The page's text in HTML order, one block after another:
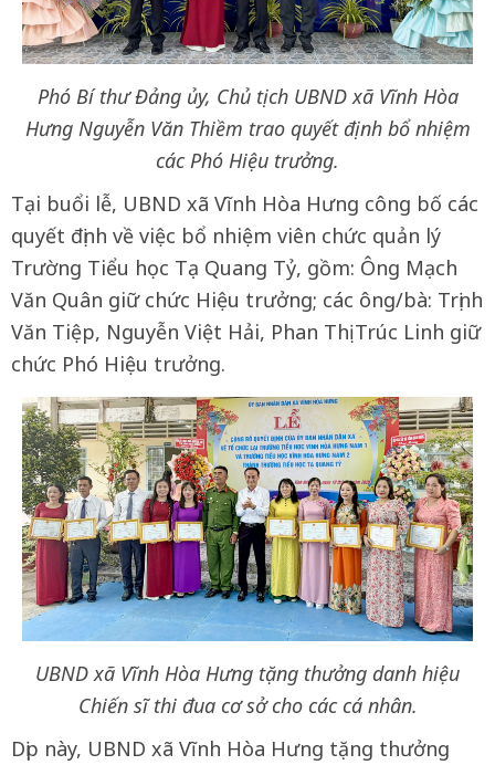
Phó Bí thư Đảng ủy, Chủ tịch UBND xã Vĩnh Hòa
Hưng Nguyễn Văn Thiềm trao quyết định bổ nhiệm
các Phó Hiệu trưởng.
Tại buổi lễ, UBND xã Vĩnh Hòa Hưng công bố các
quyết định về việc bổ nhiệm viên chức quản lý
Trường Tiểu học Tạ Quang Tỷ, gồm: Ông Mạch
Văn Quân giữ chức Hiệu trưởng; các ông/bà: Trịnh
Văn Tiệp, Nguyễn Việt Hải, Phan Thị Trúc Linh giữ
chức Phó Hiệu trưởng.
UBND xã Vĩnh Hòa Hưng tặng thưởng danh hiệu
Chiến sĩ thi đua cơ sở cho các cá nhân.
Dịp này, UBND xã Vĩnh Hòa Hưng tặng thưởng